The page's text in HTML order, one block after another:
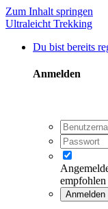
Zum Inhalt springen
Ultraleicht Trekking
Du bist bereits
Anmelden
empfohlen
Anmelden